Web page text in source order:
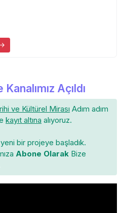
Açıldı
ve Kültürel Mirası Adım adım
kayıt altına alıyoruz.
bir projeye başladık.
Abone Olarak Bize